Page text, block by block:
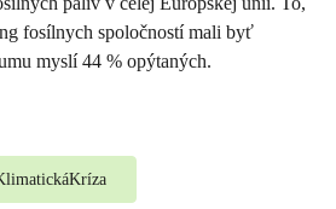
fosílnych spoločností mali byť
myslí 44 % opýtaných.